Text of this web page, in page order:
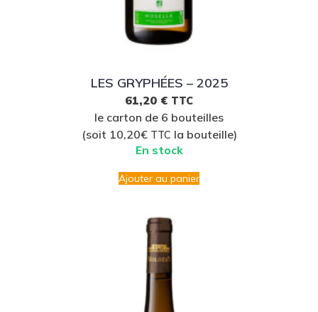
LES GRYPHÉES – 2025
61,20 € TTC
le carton de 6 bouteilles
(soit 10,20€ TTC la bouteille)
En stock
Ajouter au panier